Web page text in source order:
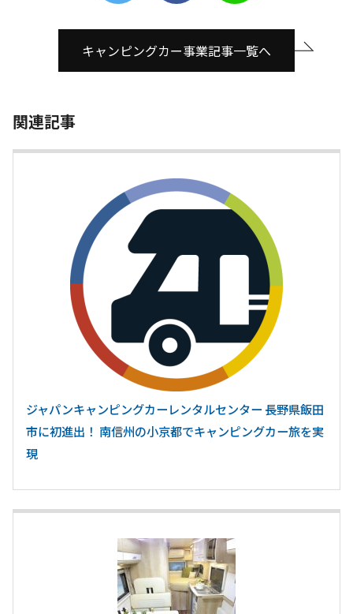
キャンピングカー事業記事一覧へ
関連記事
ジャパンキャンピングカーレンタルセンター 長野県飯田
市に初進出！ 南信州の小京都でキャンピングカー旅を実
現